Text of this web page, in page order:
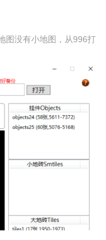
图没有小地图，从996打